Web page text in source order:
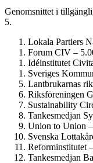
Genomsnittet i
5.
Lokala Partiers
Forum CIV –
Idéinstitutet
Sveriges
Lantbrukarnas
Riksföreningen
Sustainability
Tankesmedjan
Union to Union
Svenska
Reform­institutet
Tankesmedjan